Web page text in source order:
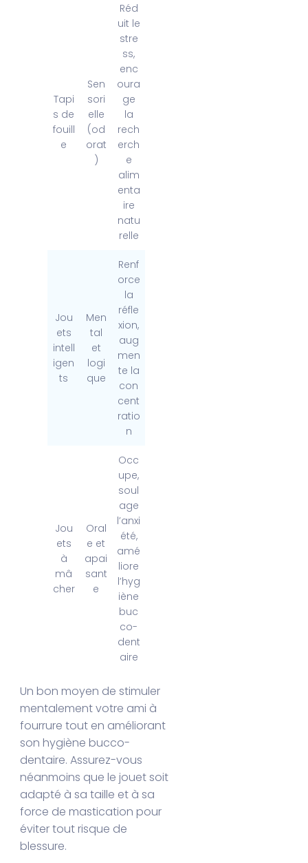
Tapi
s de
fouill
e
Sen
sori
elle
(od
orat
)
Réd
uit le
stre
ss,
enc
oura
ge
la
rech
erch
e
alim
enta
ire
natu
relle
Jou
ets
intell
igen
ts
Men
tal
et
logi
que
Renf
orce
la
réfle
xion,
aug
men
te la
con
cent
ratio
n
Jou
ets
à
mâ
cher
Oral
e et
apai
sant
e
Occ
upe,
soul
age
l’anxi
été,
amé
liore
l’hyg
iène
buc
co-
dent
aire
Un bon moyen de stimuler
mentalement votre ami à
fourrure tout en améliorant
son hygiène bucco-
dentaire. Assurez-vous
néanmoins que le jouet soit
adapté à sa taille et à sa
force de mastication pour
éviter tout risque de
blessure.